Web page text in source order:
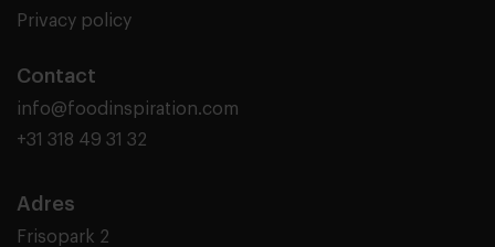
Privacy policy
Contact
info@foodinspiration.com
+31 318 49 31 32
Adres
Frisopark 2